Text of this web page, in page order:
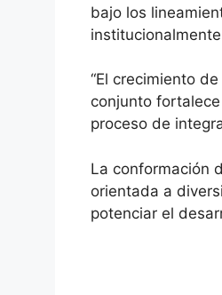
bajo los
“El crecimiento
conjunto
proceso de
La conformación
orientada a
potenciar el